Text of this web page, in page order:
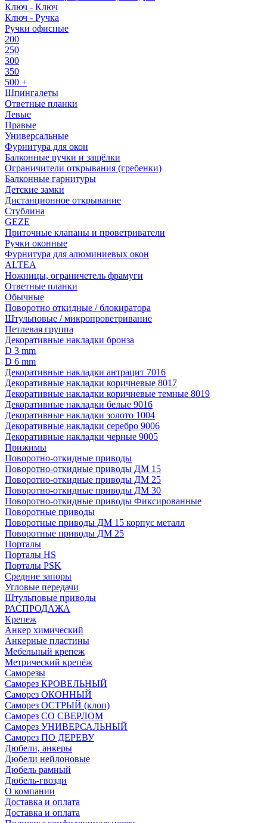
Ключ - Ключ
Ключ - Ручка
Ручки офисные
200
250
300
350
500 +
Шпингалеты
Ответные планки
Левые
Правые
Универсальные
Фурнитура для окон
Балконные ручки и защёлки
Ограничители открывания (гребенки)
Балконные гарнитуры
Детские замки
Дистанционное открывание
Стублина
GEZE
Приточные клапаны и проветриватели
Ручки оконные
Фурнитура для алюминиевых окон
ALTEA
Ножницы, ограничетель фрамуги
Ответные планки
Обычные
Поворотно откидные / блокиратора
Штульповые / микропроветривание
Петлевая группа
Декоративные накладки бронза
D 3 mm
D 6 mm
Декоративные накладки антрацит 7016
Декоративные накладки коричневые 8017
Декоративные накладки коричневые темные 8019
Декоративные накладки белые 9016
Декоративные накладки золото 1004
Декоративные накладки серебро 9006
Декоративные накладки черные 9005
Прижимы
Поворотно-откидные приводы
Поворотно-откидные приводы ДМ 15
Поворотно-откидные приводы ДМ 25
Поворотно-откидные приводы ДМ 30
Поворотно-откидные приводы Фиксированные
Поворотные приводы
Поворотные приводы ДМ 15 корпус металл
Поворотные приводы ДМ 25
Порталы
Порталы HS
Порталы PSK
Средние запоры
Угловые передачи
Штульповые приводы
РАСПРОДАЖА
Крепеж
Анкер химический
Анкерные пластины
Мебельный крепеж
Метрический крепёж
Саморезы
Саморез КРОВЕЛЬНЫЙ
Саморез ОКОННЫЙ
Саморез ОСТРЫЙ (клоп)
Саморез СО СВЕРЛОМ
Саморез УНИВЕРСАЛЬНЫЙ
Саморез ПО ДЕРЕВУ
Дюбели, анкеры
Дюбели нейлоновые
Дюбель рамный
Дюбель-гвозди
О компании
Доставка и оплата
Доставка и оплата